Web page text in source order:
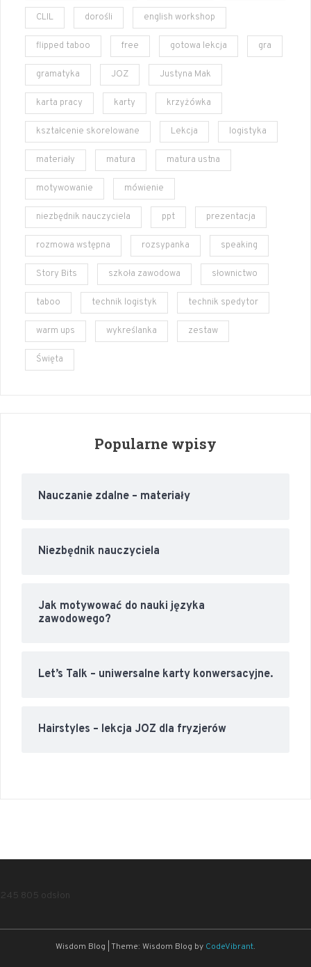
CLIL dorośli english workshop
flipped taboo free gotowa lekcja gra
gramatyka JOZ Justyna Mak
karta pracy karty krzyżówka
kształcenie skorelowane Lekcja logistyka
materiały matura matura ustna
motywowanie mówienie
niezbędnik nauczyciela ppt prezentacja
rozmowa wstępna rozsypanka speaking
Story Bits szkoła zawodowa słownictwo
taboo technik logistyk technik spedytor
warm ups wykreślanka zestaw
Święta
Popularne wpisy
Nauczanie zdalne – materiały
Niezbędnik nauczyciela
Jak motywować do nauki języka
zawodowego?
Let’s Talk – uniwersalne karty konwersacyjne.
Hairstyles – lekcja JOZ dla fryzjerów
245 805 odsłon
Wisdom Blog Theme: Wisdom Blog by CodeVibrant.